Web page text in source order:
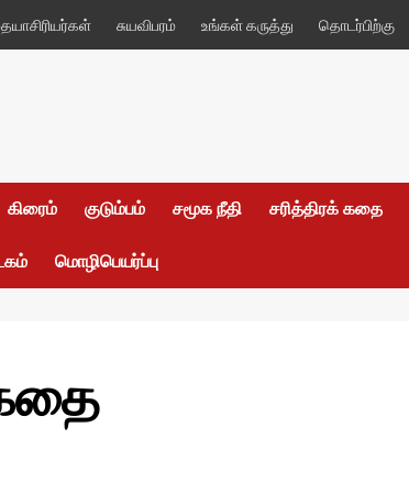
சுயவிபரம் உங்கள் கருத்து தொடர்பிற்கு
கிரைம் குடும்பம் சமூக நீதி சரித்திரக் கதை
மொழிபெயர்ப்பு